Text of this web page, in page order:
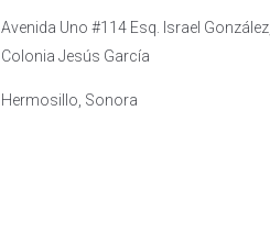
Avenida Uno #114 Esq. Israel González,
Colonia Jesús García
Hermosillo, Sonora